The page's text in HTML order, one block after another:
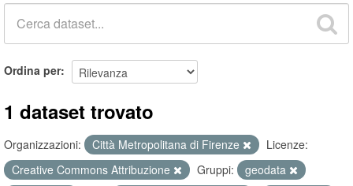
Organizzazioni
Ordina per
1 dataset trovato
Organizzazioni: Città Metropolitana di Firenze
Licenze:
Creative Commons Attribuzione
Gruppi:
geodata